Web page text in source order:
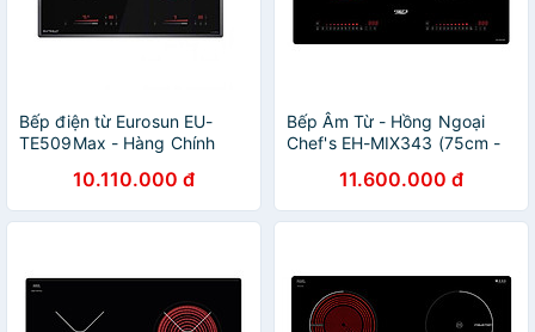
Bếp điện từ Eurosun EU-
TE509Max - Hàng Chính
10.110.000 đ
Bếp Âm Từ - Hồng Ngoại
Chef's EH-MIX343 (75cm -
11.600.000 đ